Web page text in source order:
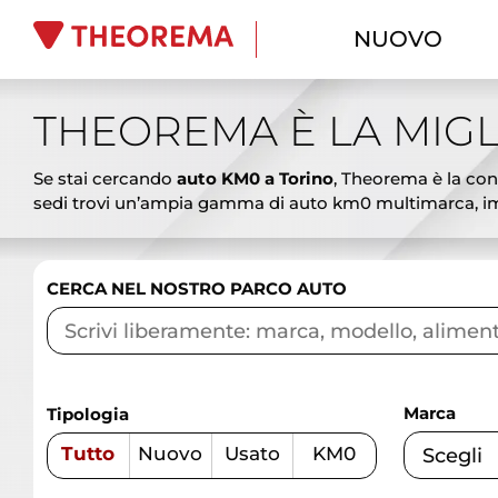
NUOVO
THEOREMA È LA
Se stai cercando auto KM0 a Torino, Theorema è la
sedi trovi un’ampia gamma di auto km0 multimarca,
ai SUV spaziosi, dalle berline eleganti ai veicoli
vantaggiosi. Le auto km0 Theorema rappresentano
garantire affidabilità e sicurezza. Vieni a scoprire le
competenza.
CERCA NEL NOSTRO PARCO AUTO
Tipologia
Tutto Nuovo Usato KM0
Marca